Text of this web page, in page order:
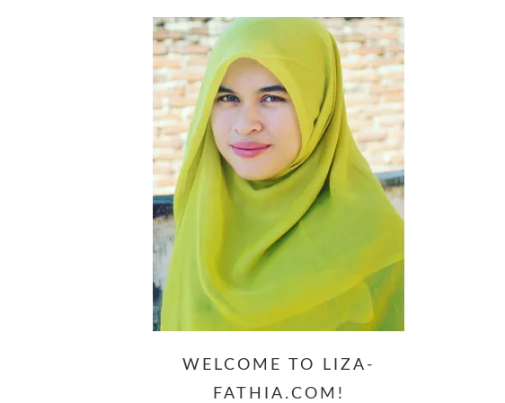
WELCOME TO LIZA-
FATHIA.COM!